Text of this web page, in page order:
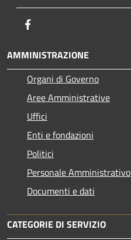
AMMINISTRAZIONE
Organi di Governo
Aree Amministrative
Uffici
Enti e fondazioni
Politici
Personale Amministrativo
Documenti e dati
CATEGORIE DI SERVIZIO